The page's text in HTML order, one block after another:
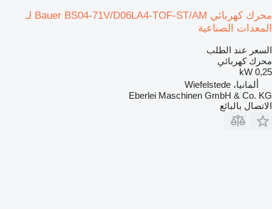
محرك كهربائي Bauer BS04-71V/D06LA4-TOF-ST/AM لـ
المعدات الصناعية
السعر عند الطلب
محرك كهربائي
0,25 kW
ألمانيا، Wiefelstede
Eberlei Maschinen GmbH & Co. KG
الاتصال بالبائع